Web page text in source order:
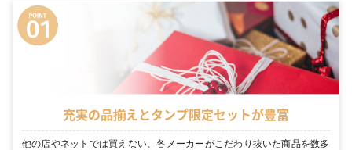
充実の品揃えとタンプ限定セットが豊富
他の店やネットでは買えない、各メーカーがこだわり抜いた商品を数多